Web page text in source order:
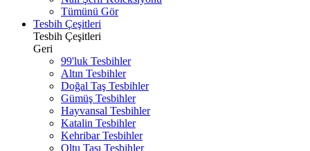
Tümünü Gör
Tesbih Çeşitleri
Tesbih Çeşitleri
Geri
99'luk Tesbihler
Altın Tesbihler
Doğal Taş Tesbihler
Gümüş Tesbihler
Hayvansal Tesbihler
Katalin Tesbihler
Kehribar Tesbihler
Oltu Taşı Tesbihler